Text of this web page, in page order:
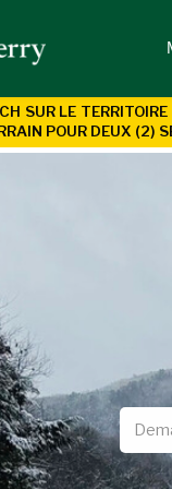
SUR LE
POUR DEUX